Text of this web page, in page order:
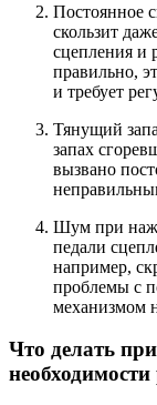
Постоянное
скользит
сцепления и
правильно,
и требует
Тянущий
запах
вызвано
Шум при
педали
например,
проблемы с
механизмом
Что делать